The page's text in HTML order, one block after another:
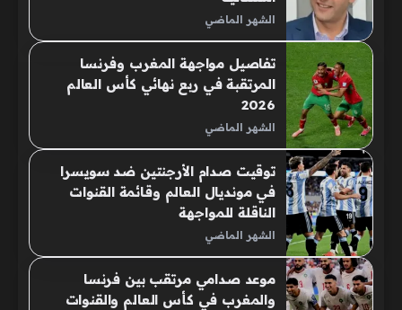
الشهر الماضي
تفاصيل مواجهة المغرب وفرنسا
المرتقبة في ربع نهائي كأس العالم
2026
الشهر الماضي
توقيت صدام الأرجنتين ضد سويسرا
في مونديال العالم وقائمة القنوات
الناقلة للمواجهة
الشهر الماضي
موعد صدامي مرتقب بين فرنسا
والمغرب في كأس العالم والقنوات